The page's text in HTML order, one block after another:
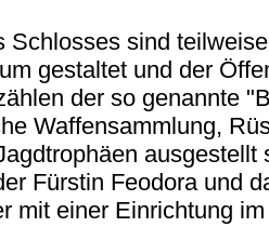
Schlosses sind
gestaltet und der
der so genannte
Waffensammlung,
ausgestellt
Fürstin Feodora und
mit einer Einrichtung